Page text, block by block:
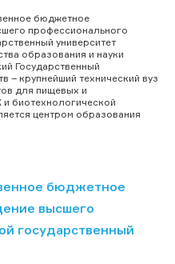
бюджетное
профессионального
университет
образования и науки
Государственный
– крупнейший технический вуз
для пищевых и
биотехнологической
центром образования
бюджетное
высшего
государственный